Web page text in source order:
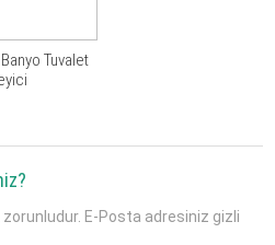
Tuvalet
zorunludur. E-Posta adresiniz gizli